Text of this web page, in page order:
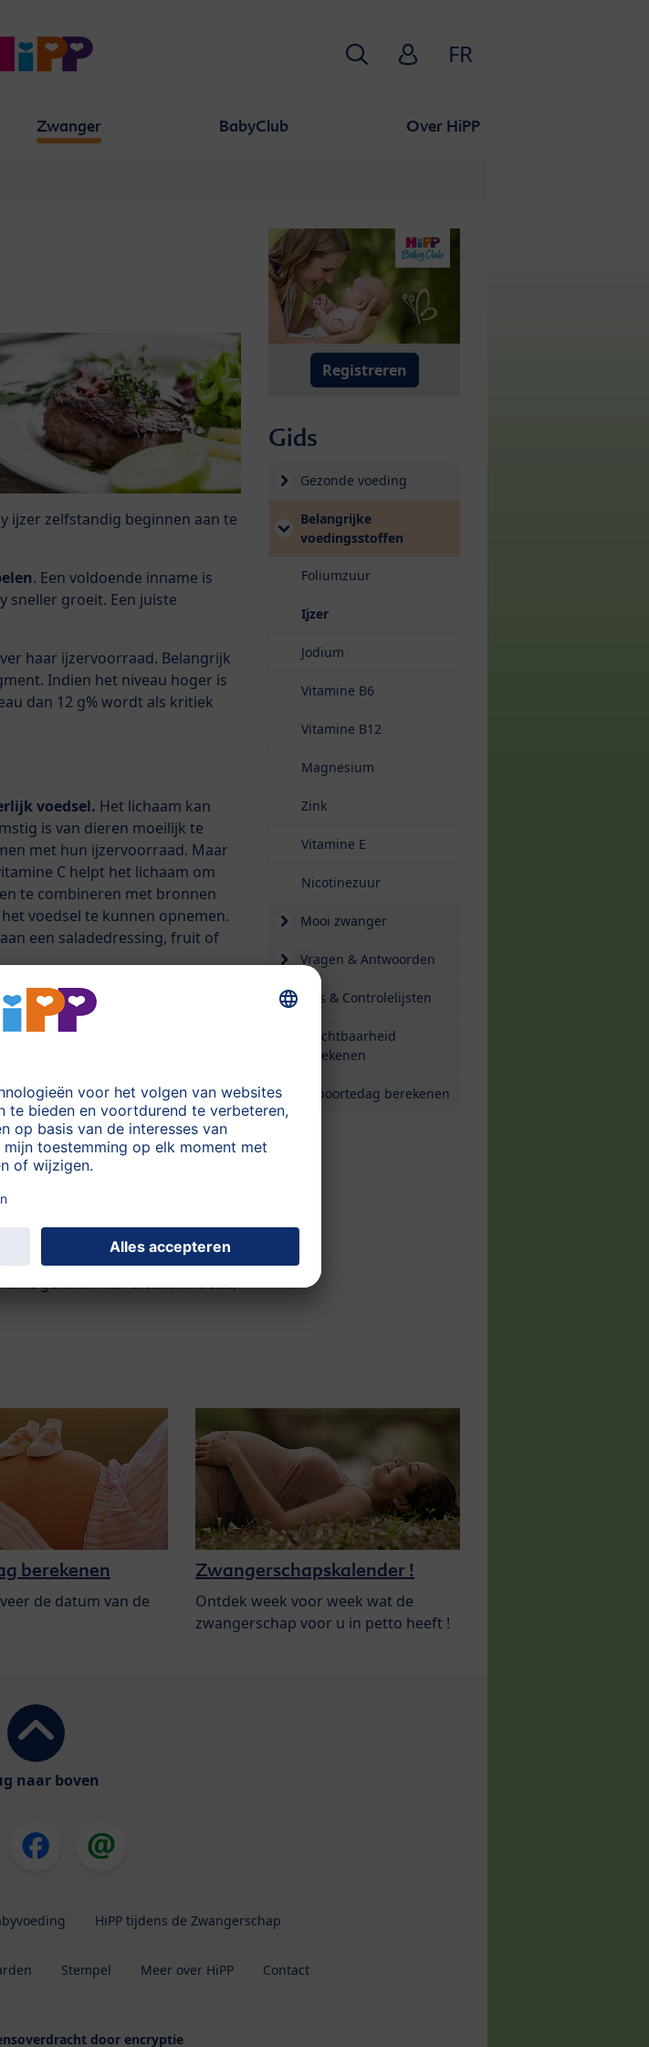
Zwanger BabyClub Over HiPP
Zoekopdracht
HiPP Babyclub
FR
ijzer zelfstandig beginnen aan te
. Een voldoende inname is
sneller groeit. Een juiste
haar ijzervoorraad. Belangrijk
Indien het niveau hoger is
dan 12 g% wordt als kritiek
voedsel. Het lichaam kan
is van dieren moeilijk te
met hun ijzervoorraad. Maar
C helpt het lichaam om
te combineren met bronnen
voedsel te kunnen opnemen.
een saladedressing, fruit of
en komt voor in zwarte
ijzer kan ook worden
Het werd aangenomen dat
dat spinazie een rijke bron van
gram bevat ongeveer 3-
die variëren van vermoeidheid
gevallen kan bloedarmoede,
Registreren
Gids
Gezonde voeding
Belangrijke
voedingsstoffen
Foliumzuur
Ijzer(current)
Jodium
Vitamine B6
Vitamine B12
Magnesium
Zink
Vitamine E
Nicotinezuur
Mooi zwanger
Vragen & Antwoorden
Tips & Controlelijsten
Vruchtbaarheid
berekenen
Geboortedag berekenen
berekenen
de datum van de
Zwangerschapskalender !
Ontdek week voor week wat de
zwangerschap voor u in petto heeft !
naar boven
HiPP tijdens de Zwangerschap
Stempel Meer over HiPP Contact
door encryptie